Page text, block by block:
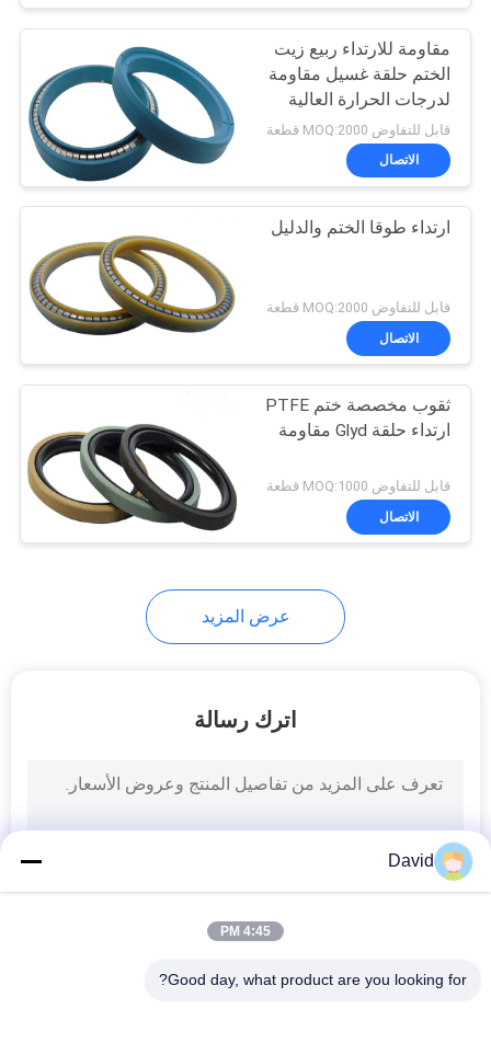
طوقا الختم الدائري
10
بطانة الفرامل الخالية
من الأسبستوس
17
ورقة مواد الاحتكاك
بطانة حزام الفرامل
11
مقاومة للارتداء ربيع زيت
الختم حلقة غسيل مقاومة
لدرجات الحرارة العالية
للمركبات
قابل للتفاوض MOQ:2000 قطعة
الاتصال
ارتداء طوقا الختم والدليل
قابل للتفاوض MOQ:2000 قطعة
الاتصال
ثقوب مخصصة ختم PTFE
ارتداء حلقة Glyd مقاومة
قابل للتفاوض MOQ:1000 قطعة
الاتصال
عرض المزيد
اترك رسالة
David
4:45 PM
Good day, what product are you looking for?